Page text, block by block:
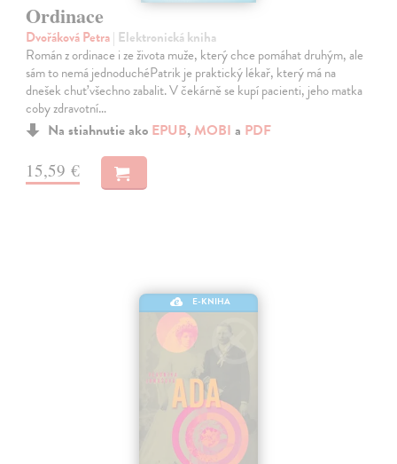
Ordinace
Dvořáková Petra| Elektronická kniha
Román z ordinace i ze života muže, který chce pomáhat druhým, ale
sám to nemá jednoduchéPatrik je praktický lékař, který má na
dnešek chuť všechno zabalit. V čekárně se kupí pacienti, jeho matka
coby zdravotní…
Na stiahnutie ako EPUB, MOBI a PDF
15,59 €
E-KNIHA